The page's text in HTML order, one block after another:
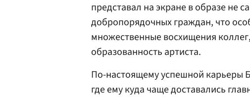
представал на экране в образе не
добропорядочных граждан, что
множественные восхищения
образованность артиста.
По-настоящему успешной карьеры
где ему куда чаще доставались